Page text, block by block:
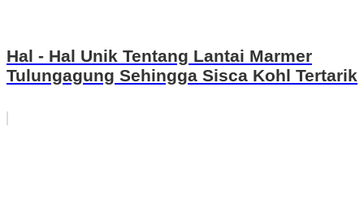
Hal - Hal Unik Tentang Lantai Marmer
Tulungagung Sehingga Sisca Kohl Tertarik